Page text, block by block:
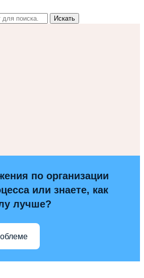
Искать
по организации
или знаете, как
лучше?